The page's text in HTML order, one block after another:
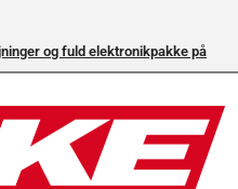
og fuld elektronikpakke på